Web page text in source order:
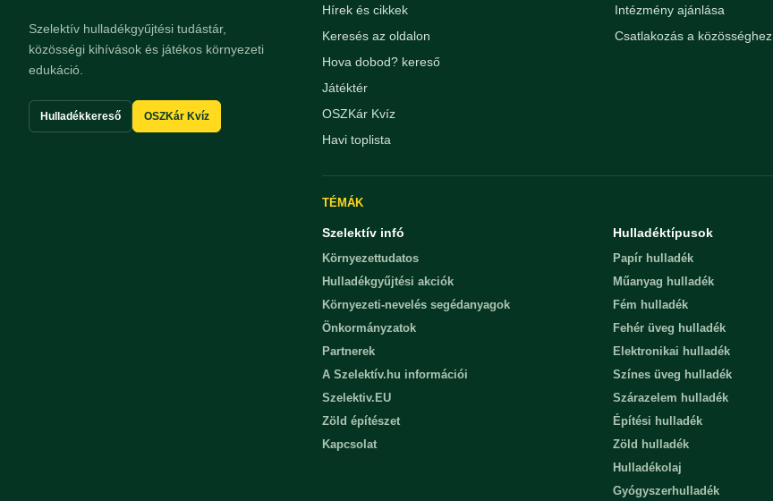
Szelektív hulladékgyűjtési tudástár,
közösségi kihívások és játékos környezeti
edukáció.
Hulladékkereső OSZKár Kvíz
Hírek és cikkek
Keresés az oldalon
Hova dobod? kereső
Játéktér
OSZKár Kvíz
Havi toplista
Intézmény ajánlása
Csatlakozás a közösséghez
TÉMÁK
Szelektív infó
Környezettudatos
Hulladékgyűjtési akciók
Környezeti-nevelés segédanyagok
Önkormányzatok
Partnerek
A Szelektív.hu információi
Szelektiv.EU
Zöld építészet
Kapcsolat
Hulladéktípusok
Papír hulladék
Műanyag hulladék
Fém hulladék
Fehér üveg hulladék
Elektronikai hulladék
Színes üveg hulladék
Szárazelem hulladék
Építési hulladék
Zöld hulladék
Hulladékolaj
Gyógyszerhulladék